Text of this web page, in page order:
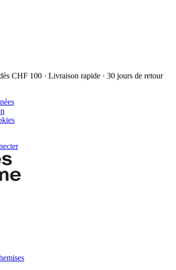
CHF 100 · Livraison rapide · 30 jours de retour